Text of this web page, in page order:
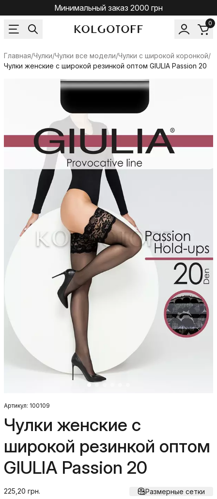
Минимальный заказ 2000 грн
0
Главная/Чулки/Чулки все модели/Чулки с широкой коронкой/
Чулки женские с широкой резинкой оптом GIULIA Passion 20
Артикул: 100109
Чулки женские с
широкой резинкой оптом
GIULIA Passion 20
225,20 грн. Размерные сетки